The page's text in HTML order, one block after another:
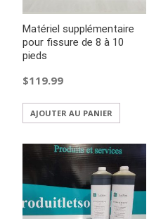
Matériel supplémentaire
pour fissure de 8 à 10
pieds
$119.99
AJOUTER AU PANIER